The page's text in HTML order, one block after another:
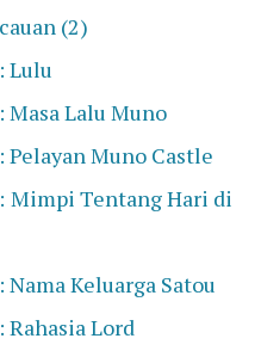
(2)
Lulu
Lalu Muno
Muno Castle
Mimpi Tentang Hari di
Keluarga Satou
Lord